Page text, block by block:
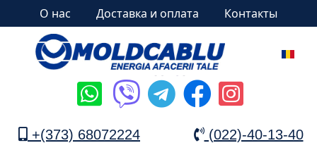
О нас Доставка и оплата Контакты
+(373) 68072224 (022)-40-13-40